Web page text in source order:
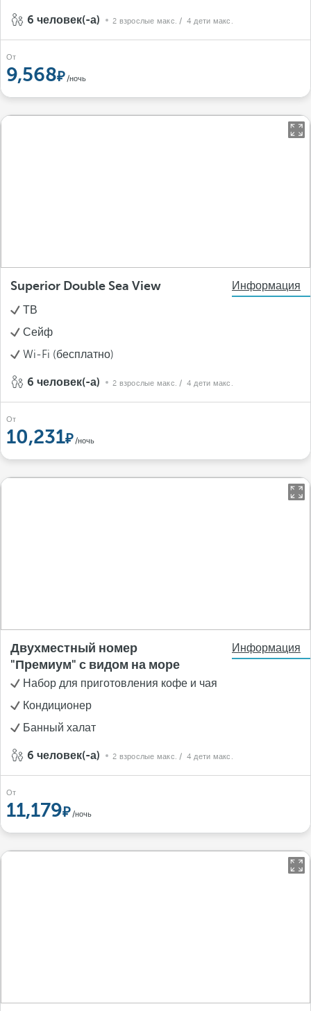
6 человек(-а) 2 взрослые макс. / 4 дети макс.
От
9,568 /ночь
Superior Double Sea View
Информация
ТВ
Сейф
Wi-Fi (бесплатно)
6 человек(-а) 2 взрослые макс. / 4 дети макс.
От
10,231 /ночь
Двухместный номер
"Премиум" с видом на море
Информация
Набор для приготовления кофе и чая
Кондиционер
Банный халат
6 человек(-а) 2 взрослые макс. / 4 дети макс.
От
11,179 /ночь